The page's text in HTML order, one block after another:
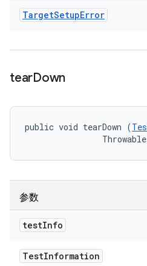
TargetSetupError
tearDown
public void tearDown (
参数
testInfo
TestInformation